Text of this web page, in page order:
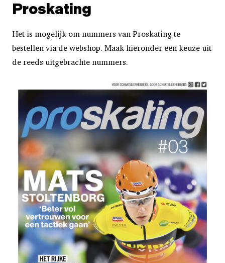
Proskating
Het is mogelijk om nummers van Proskating te
bestellen via de webshop. Maak hieronder een keuze uit
de reeds uitgebrachte nummers.